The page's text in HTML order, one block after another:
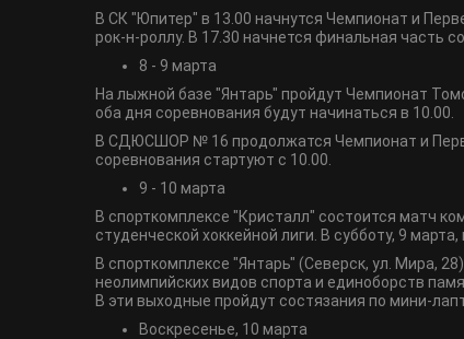
В СК "Юпитер" в 13.00 начнутся Чемпионат и
рок-н-роллу. В 17.30 начнется финальная часть
8 - 9 марта
На лыжной базе "Янтарь" пройдут Чемпионат
оба дня соревнования будут начинаться в 10.00.
В СДЮСШОР № 16 продолжатся Чемпионат и
соревнования стартуют с 10.00.
9 - 10 марта
В спорткомплексе "Кристалл" состоится матч
студенческой хоккейной лиги. В субботу, 9
В спорткомплексе "Янтарь" (Северск, ул. Мира,
неолимпийских видов спорта и единоборств
В эти выходные пройдут состязания по мини-
Воскресенье, 10 марта